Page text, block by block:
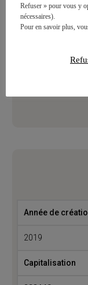
Année de
2019
Capitalisation
Refuser » pour vous y
nécessaires).
Pour en savoir plus,